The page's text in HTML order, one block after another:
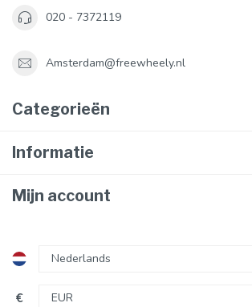
020 - 7372119
Amsterdam@freewheely.nl
Categorieën
Informatie
Mijn account
€